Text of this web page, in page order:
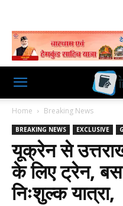
Home Breaking News
BREAKING NEWS EXCLUSIVE
यूक्रेन से
के लिए ट्रेन,
निःशुल्क यात्रा,